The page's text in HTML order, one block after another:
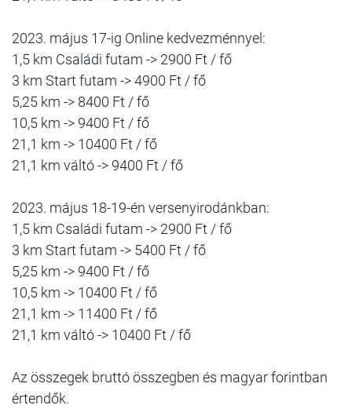
2023. május 17-ig Online kedvezménnyel:
1,5 km Családi futam -> 2900 Ft / fő
3 km Start futam -> 4900 Ft / fő
5,25 km -> 8400 Ft / fő
10,5 km -> 9400 Ft / fő
21,1 km -> 10400 Ft / fő
21,1 km váltó -> 9400 Ft / fő
2023. május 18-19-én versenyirodánkban:
1,5 km Családi futam -> 2900 Ft / fő
3 km Start futam -> 5400 Ft / fő
5,25 km -> 9400 Ft / fő
10,5 km -> 10400 Ft / fő
21,1 km -> 11400 Ft / fő
21,1 km váltó -> 10400 Ft / fő
Az összegek bruttó összegben és magyar forintban
értendők.